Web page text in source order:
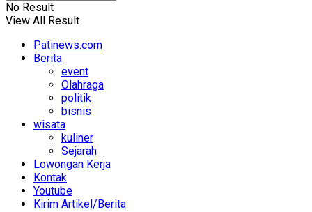
No Result
View All Result
Patinews.com
Berita
event
Olahraga
politik
bisnis
wisata
kuliner
Sejarah
Lowongan Kerja
Kontak
Youtube
Kirim Artikel/Berita